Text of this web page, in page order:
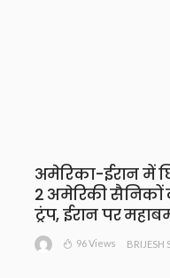
अमेरिका-ईरान में
2 अमेरिकी
ट्रंप, ईरान पर
96 Views BRIJESH